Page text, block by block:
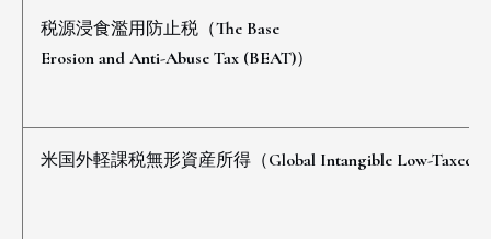
税源浸食濫用防止税（The Base
Erosion and Anti-Abuse Tax (BEAT)）
米国外軽課税無形資産所得（Global Intangible Low-Taxed